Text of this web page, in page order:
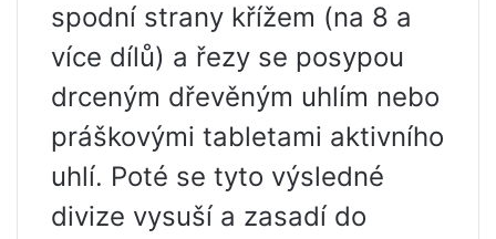
spodní strany křížem (na 8 a
více dílů) a řezy se posypou
drceným dřevěným uhlím nebo
práškovými tabletami aktivního
uhlí. Poté se tyto výsledné
divize vysuší a zasadí do